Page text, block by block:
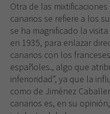
Otra de las
canarios se refiere a los
se ha magnificado la
en 1935, para enlazar
canarios con los
españoles., algo que
inferioridad”, ya que la
como de Jiménez
canarios es, en su